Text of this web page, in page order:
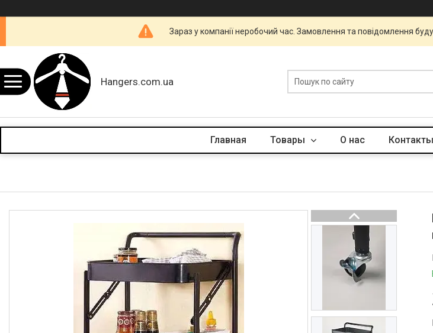
Зараз у компанії неробочий час. Замовлення та повідомлення
Hangers.com.ua
Главная Товары О нас Контакты